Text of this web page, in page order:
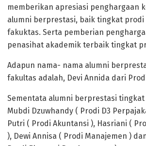
memberikan apresiasi penghargaan
alumni berprestasi, baik tingkat
fakuktas. Serta pemberian
penasihat akademik terbaik tingkat
Adapun nama- nama alumni
fakultas adalah, Devi Annida dari
Sementata alumni berprestasi
Mubdi Dzuwhandy ( Prodi D3
Putri ( Prodi Akuntansi ), Hasriani (
), Dewi Annisa ( Prodi Manajemen )